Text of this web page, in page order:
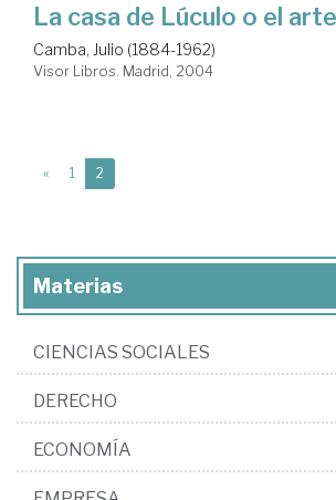
La casa de Lúculo o el
Camba, Julio (1884-1962)
Visor Libros. Madrid, 2004
« 1 2
Materias
CIENCIAS SOCIALES
DERECHO
ECONOMÍA